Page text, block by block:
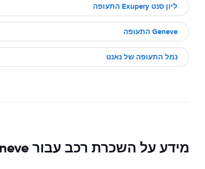
ליון סנט Exupery התעופה
Geneve התעופה
נמל התעופה של נאנט
מידע על השכרת רכב עבור Geneve התעופה